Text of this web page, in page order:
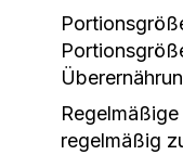
regelmäßig